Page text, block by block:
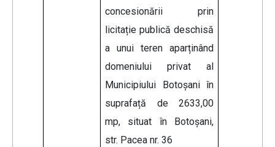
concesionării prin
licitație publică deschisă
a unui teren aparținând
domeniului privat al
Municipiului Botoșani în
suprafață de 2633,00
mp, situat în Botoșani,
str. Pacea nr. 36